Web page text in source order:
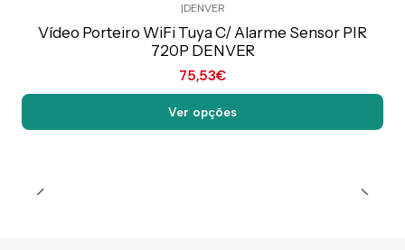
|DENVER
Vídeo Porteiro WiFi Tuya C/ Alarme Sensor PIR
720P DENVER
75,53€
Ver opções